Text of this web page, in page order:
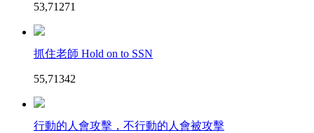
53,71271
抓住老師 Hold on to SSN
55,71342
行動的人會攻擊，不行動的人會被攻擊